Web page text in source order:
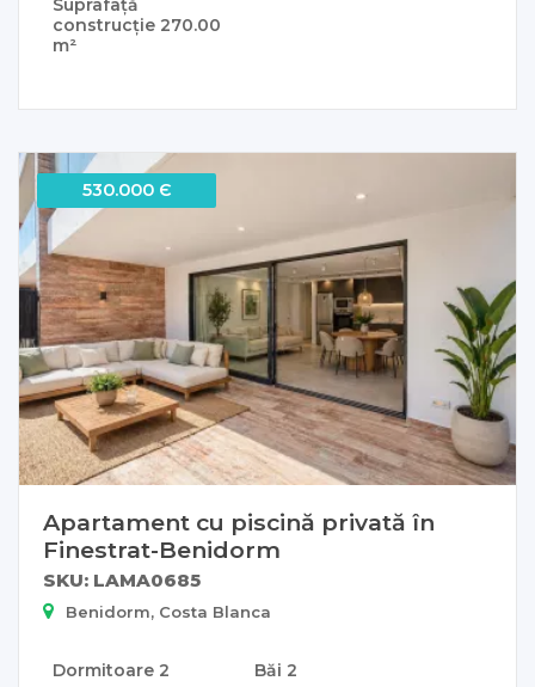
Suprafață
construcție 270.00
m²
530.000 Є
Apartament cu piscină privată în
Finestrat-Benidorm
SKU: LAMA0685
Benidorm, Costa Blanca
Dormitoare 2 Băi 2